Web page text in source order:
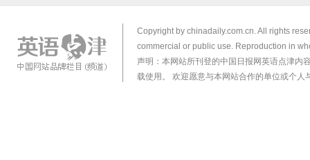
Copyright by chinadaily.com.cn. All rights
commercial or public use. Reproduction in
声明：本网站所刊登的中国日报网英语点津内
载使用。 欢迎愿意与本网站合作的单位或个人